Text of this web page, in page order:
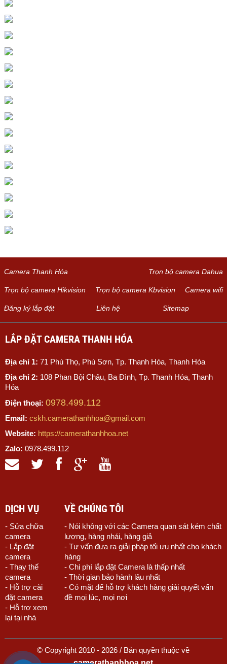
Camera Thanh Hóa Trọn bộ camera Dahua
Trọn bộ camera Hikvision Trọn bộ camera Kbvision Camera wifi
Đăng ký lắp đặt Liên hệ Sitemap
LẮP ĐẶT CAMERA THANH HÓA
Địa chỉ 1: 71 Phú Thọ, Phú Sơn, Tp. Thanh Hóa, Thanh Hóa
Địa chỉ 2: 108 Phan Bội Châu, Ba Đình, Tp. Thanh Hóa, Thanh
Hóa
Điện thoại: 0978.499.112
Email: cskh.camerathanhhoa@gmail.com
Website: https://camerathanhhoa.net
Zalo: 0978.499.112
DỊCH VỤ
- Sửa chữa
camera
- Lắp đặt
camera
- Thay thế
camera
- Hỗ trợ cài
đặt camera
- Hỗ trợ xem
lại tại nhà
VỀ CHÚNG TÔI
- Nói không với các Camera quan sát kém chất
lượng, hàng nhái, hàng giả
- Tư vấn đưa ra giải pháp tối ưu nhất cho khách
hàng
- Chi phí lắp đặt Camera là thấp nhất
- Thời gian bảo hành lâu nhất
- Có mặt để hỗ trợ khách hàng giải quyết vấn
đề mọi lúc, mọi nơi
© Copyright 2010 - 2026 / Bản quyền thuộc về